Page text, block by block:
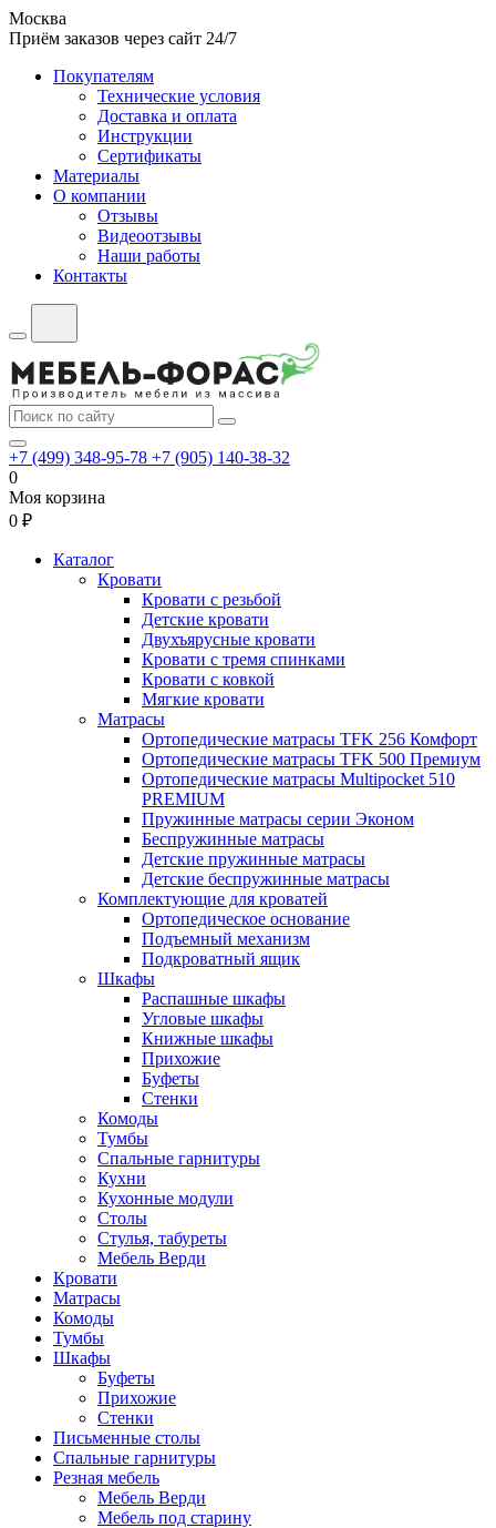
Москва
Приём заказов через сайт 24/7
Покупателям
Технические условия
Доставка и оплата
Инструкции
Сертификаты
Материалы
О компании
Отзывы
Видеоотзывы
Наши работы
Контакты
+7 (499) 348-95-78 +7 (905) 140-38-32
0
Моя корзина
0 ₽
Каталог
Кровати
Кровати с резьбой
Детские кровати
Двухъярусные кровати
Кровати с тремя спинками
Кровати с ковкой
Мягкие кровати
Матрасы
Ортопедические матрасы TFK 256 Комфорт
Ортопедические матрасы TFK 500 Премиум
Ортопедические матрасы Multipocket 510
PREMIUM
Пружинные матрасы серии Эконом
Беспружинные матрасы
Детские пружинные матрасы
Детские беспружинные матрасы
Комплектующие для кроватей
Ортопедическое основание
Подъемный механизм
Подкроватный ящик
Шкафы
Распашные шкафы
Угловые шкафы
Книжные шкафы
Прихожие
Буфеты
Стенки
Комоды
Тумбы
Спальные гарнитуры
Кухни
Кухонные модули
Столы
Стулья, табуреты
Мебель Верди
Кровати
Матрасы
Комоды
Тумбы
Шкафы
Буфеты
Прихожие
Стенки
Письменные столы
Спальные гарнитуры
Резная мебель
Мебель Верди
Мебель под старину